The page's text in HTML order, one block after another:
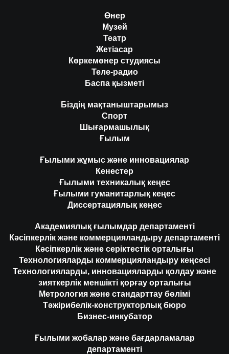
Өнер
Музей
Театр
Жетіасар
Көркемөнер студиясы
Теле-радио
Баспа қызметі
Біздің мақтаныштарымыз
Спорт
Шығармашылық
Ғылым
Ғылыми жұмыс және инновациялар
Кенестер
Ғылыми техникалық кеңес
Ғылыми гуманитарлық кеңес
Диссертациялық кеңес
Академиялық ғылымдар департаменті
Кәсіпкерлік және коммерцияландыру департаменті
Кәсіпкерлік және серіктестік орталығы
Технологияларды коммерцияландыру кеңсесі
Технологияларды, инновацияларды қолдау және
зияткерлік меншікті қорғау орталығы
Метрология және стандарттау бөлімі
Тәжірибелік-конструкторлық бюро
Бизнес-инкубатор
Ғылыми жобалар және бағдарламалар
департаменті